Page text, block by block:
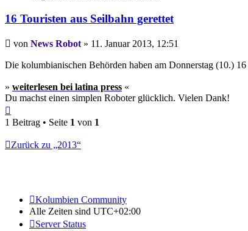
16 Touristen aus Seilbahn gerettet
Beitrag
von News Robot » 11. Januar 2013, 12:51
Die kolumbianischen Behörden haben am Donnerstag (10.)
» weiterlesen bei latina press «
Du machst einen simplen Roboter glücklich. Vielen Dank!
oben
1 Beitrag • Seite 1 von 1
Zurück zu „2013“
Kolumbien Community
Alle Zeiten sind UTC+02:00
Server Status